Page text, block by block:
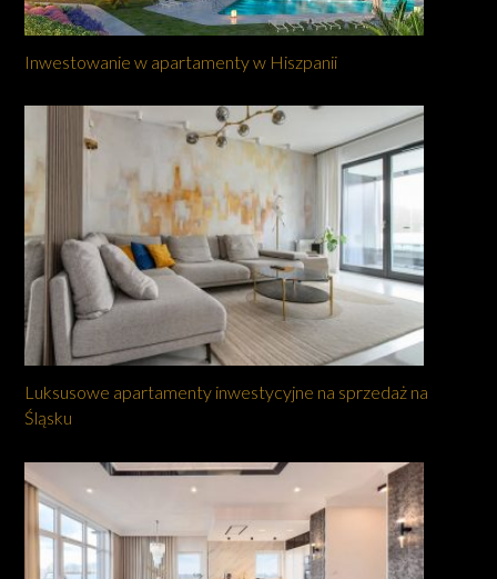
Inwestowanie w apartamenty w Hiszpanii
Luksusowe apartamenty inwestycyjne na sprzedaż na
Śląsku